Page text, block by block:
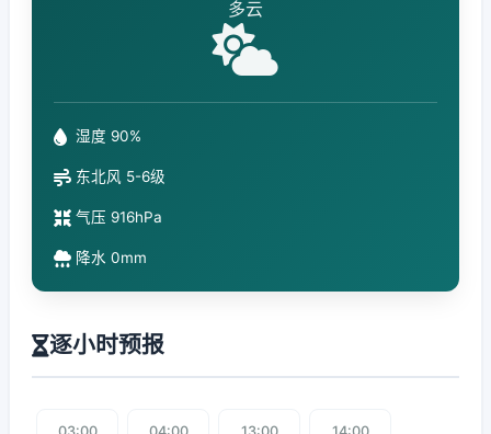
多云
湿度 90%
东北风 5-6级
气压 916hPa
降水 0mm
逐小时预报